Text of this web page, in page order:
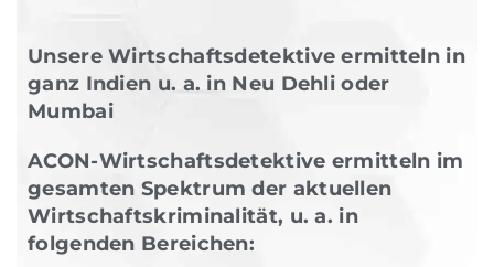
Unsere Wirtschaftsdetektive ermitteln in
ganz Indien u. a. in Neu Dehli oder
Mumbai
ACON-Wirtschaftsdetektive ermitteln im
gesamten Spektrum der aktuellen
Wirtschaftskriminalität, u. a. in
folgenden Bereichen: